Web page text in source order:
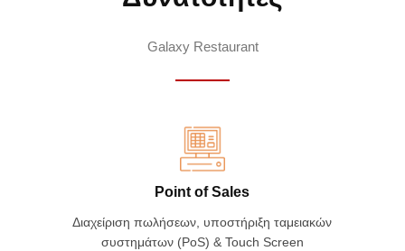
Galaxy Restaurant
Point of Sales
Διαχείριση πωλήσεων, υποστήριξη ταμειακών
συστημάτων (PoS) & Touch Screen